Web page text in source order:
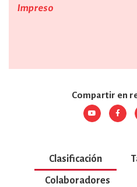
Impreso
Compartir en
Clasificación
Colaboradores